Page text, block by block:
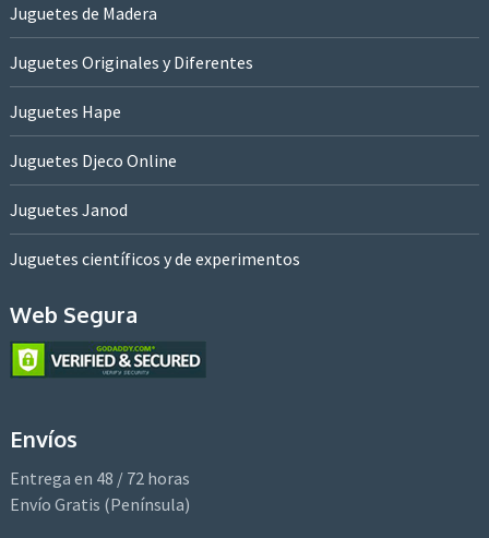
Juguetes de Madera
Juguetes Originales y Diferentes
Juguetes Hape
Juguetes Djeco Online
Juguetes Janod
Juguetes científicos y de experimentos
Web Segura
Envíos
Entrega en 48 / 72 horas
Envío Gratis (Península)